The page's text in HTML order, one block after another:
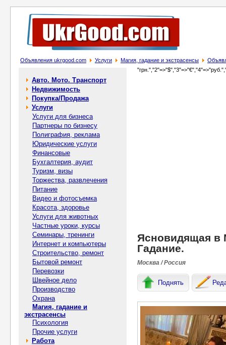
Объявления ukrgood.com Услуги Магия, гадание и экстрасенсы
Авто. Мото. Транспорт
Недвижимость
Покупка/Продажа
Услуги
Услуги для бизнеса
Партнеры по бизнесу
Полиграфия, реклама
Юридические услуги
Финансовые
Бухгалтерия, аудит
Туризм, визы
Торжества, развлечения
Питание
Видео и фотосъемка
Красота, здоровье
Услуги для животных
Частные уроки, курсы
Семинары, тренинги
Интернет и компьютеры
Строительство, ремонт
Бытовой ремонт
Перевозки
Швейное дело
Производство
Охрана
Магия, гадание и
экстрасенсы
Психология
Прочие услуги
Работа
Ясновидящая в
Гадание.
Москва / Россия
Поднять